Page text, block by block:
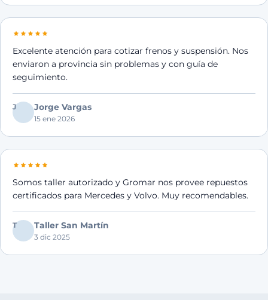
Excelente atención para cotizar frenos y suspensión. Nos
enviaron a provincia sin problemas y con guía de
seguimiento.
J Jorge Vargas
15 ene 2026
Somos taller autorizado y Gromar nos provee repuestos
certificados para Mercedes y Volvo. Muy recomendables.
T Taller San Martín
3 dic 2025